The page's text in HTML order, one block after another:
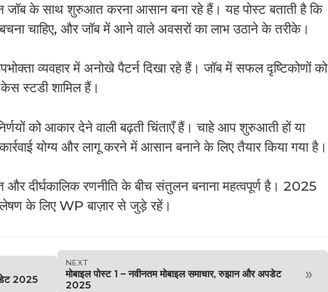
के साथ शुरुआत करना आसान बना रहे हैं। यह पोस्ट बताती है कि
चाहिए, और जॉब में आने वाले अवसरों का लाभ उठाने के तरीके।
व्यवहार में अनोखे पैटर्न दिखा रहे हैं। जॉब में सफल दृष्टिकोणों को
केस स्टडी शामिल हैं।
को आकार देने वाली बढ़ती चिंताएँ हैं। चाहे आप शुरुआती हों या
योग्य और लागू करने में आसान बनाने के लिए तैयार किया गया है।
दीर्घकालिक रणनीति के बीच संतुलन बनाना महत्वपूर्ण है। 2025
के लिए WP बाज़ार से जुड़े रहें।
2025
NEXT
मोबाइल पोस्ट 1 – नवीनतम मोबाइल समाचार, रुझान और अपडेट
2025
»